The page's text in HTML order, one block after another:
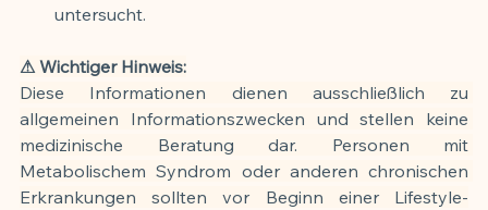
untersucht.
⚠ Wichtiger Hinweis:
Diese Informationen dienen ausschließlich zu
allgemeinen Informationszwecken und stellen keine
medizinische Beratung dar. Personen mit
Metabolischem Syndrom oder anderen chronischen
Erkrankungen sollten vor Beginn einer Lifestyle-